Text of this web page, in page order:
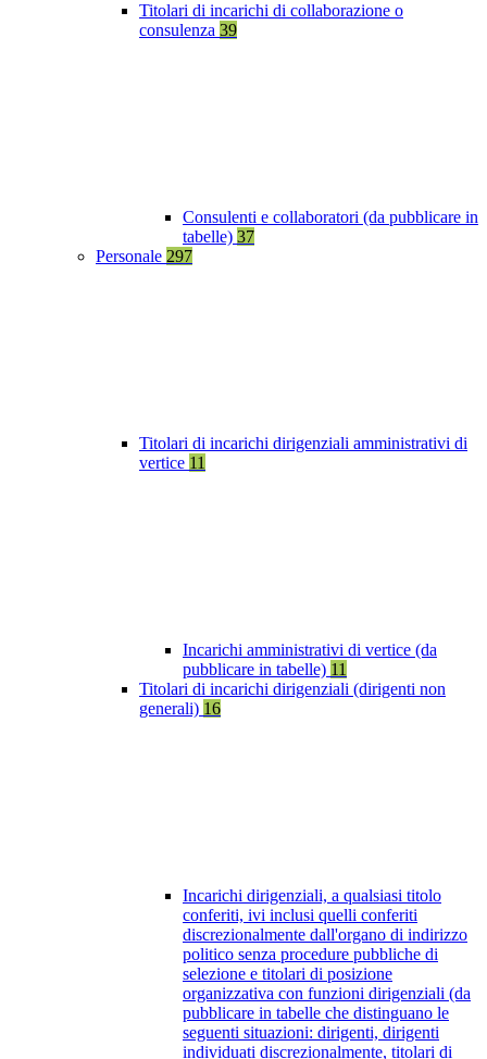
Titolari di incarichi di collaborazione o
consulenza 39
Consulenti e collaboratori (da pubblicare in
tabelle) 37
Personale 297
Titolari di incarichi dirigenziali amministrativi di
vertice 11
Incarichi amministrativi di vertice (da
pubblicare in tabelle) 11
Titolari di incarichi dirigenziali (dirigenti non
generali) 16
Incarichi dirigenziali, a qualsiasi titolo
conferiti, ivi inclusi quelli conferiti
discrezionalmente dall'organo di indirizzo
politico senza procedure pubbliche di
selezione e titolari di posizione
organizzativa con funzioni dirigenziali (da
pubblicare in tabelle che distinguano le
seguenti situazioni: dirigenti, dirigenti
individuati discrezionalmente, titolari di